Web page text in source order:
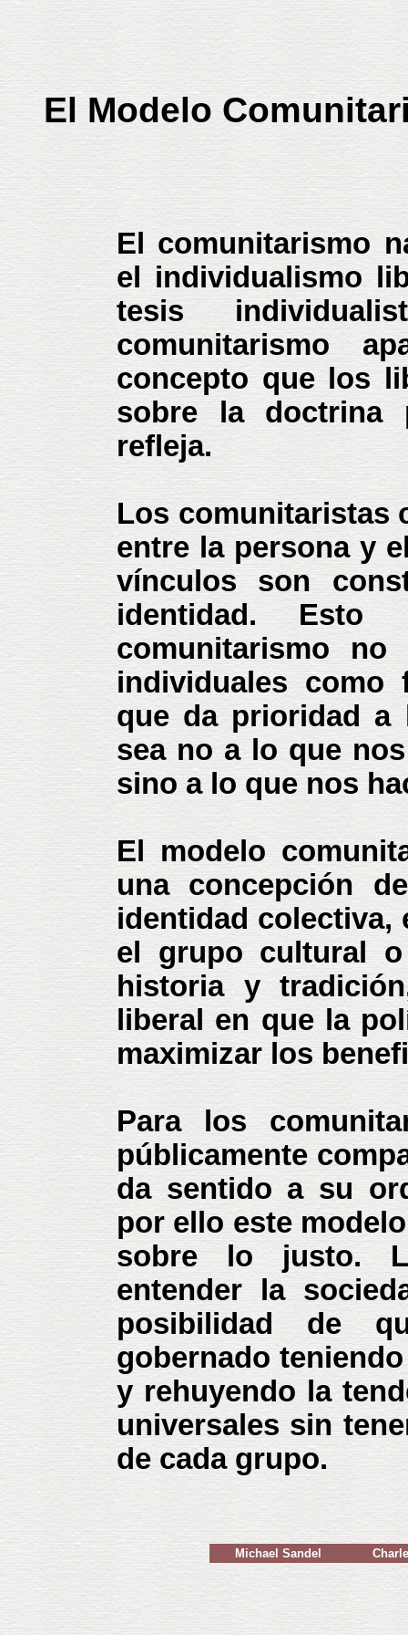
El Modelo
El comunitarismo
el individualismo
tesis
comunitarismo
concepto que los
sobre la doctrina
refleja.
Los comunitaristas
entre la persona y
vínculos son
identidad.
comunitarismo
individuales como
que da prioridad a
sea no a lo que
sino a lo que nos
El modelo
una concepción
identidad colectiva,
el grupo cultural
historia y
liberal en que la
maximizar los
Para los
públicamente
da sentido a su
por ello este
sobre lo justo.
entender la
posibilidad de
gobernado
y rehuyendo la
universales sin
de cada grupo.
Michael Sandel